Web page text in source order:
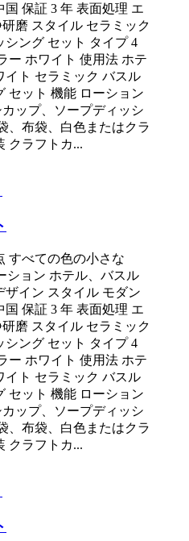
国 保証 3 年 表面処理 エ
磨 スタイル セラミック
シング セット タイプ 4
ー ホワイト 使用法 ホテ
イト セラミック バスル
セット 機能 ローション
ップ、ソープディッシ
、布袋、白色またはクラ
クラフトカ...
すべての色の小さな
ション ホテル、バスル
ザイン スタイル モダン
国 保証 3 年 表面処理 エ
磨 スタイル セラミック
シング セット タイプ 4
ー ホワイト 使用法 ホテ
イト セラミック バスル
セット 機能 ローション
ップ、ソープディッシ
、布袋、白色またはクラ
クラフトカ...